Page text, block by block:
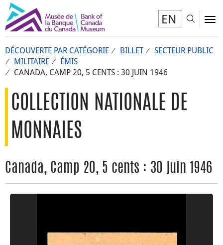
EN
DÉCOUVERTE PAR CATÉGORIE BILLET
SECTEUR PUBLIC
MILITAIRE
ÉMIS
CANADA, CAMP 20, 5 CENTS : 30 JUIN 1946
COLLECTION NATIONALE DE
MONNAIES
Canada, Camp 20, 5 cents : 30 juin 1946